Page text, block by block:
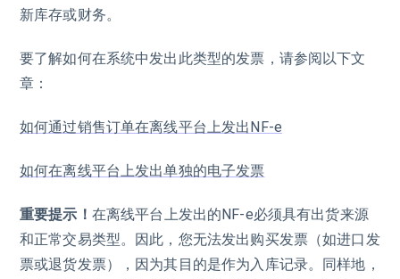
新库存或财务。
要了解如何在系统中发出此类型的发票，请参阅以下文
章：
如何通过销售订单在离线平台上发出NF-e
如何在离线平台上发出单独的电子发票
重要提示！ 在离线平台上发出的NF-e必须具有出货来源
和正常交易类型。因此，您无法发出购买发票（如进口发
票或退货发票），因为其目的是作为入库记录。同样地，